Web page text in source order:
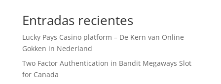
Entradas recientes
Lucky Pays Casino platform – De Kern van Online
Gokken in Nederland
Two Factor Authentication in Bandit Megaways Slot
for Canada